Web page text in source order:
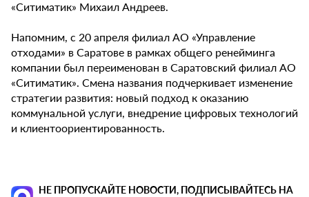
«Ситиматик» Михаил Андреев.
Напомним, с 20 апреля филиал АО «Управление
отходами» в Саратове в рамках общего ренейминга
компании был переименован в Саратовский филиал АО
«Ситиматик». Смена названия подчеркивает изменение
стратегии развития: новый подход к оказанию
коммунальной услуги, внедрение цифровых технологий
и клиентоориентированность.
НЕ ПРОПУСКАЙТЕ НОВОСТИ, ПОДПИСЫВАЙТЕСЬ НА